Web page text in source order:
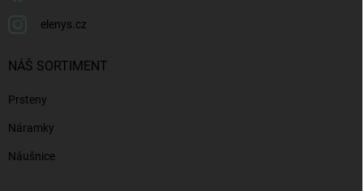
elenys.cz
NÁŠ SORTIMENT
Prsteny
Náramky
Náušnice